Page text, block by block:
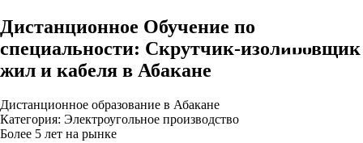
Дистанционное Обучение по
специальности: Скрутчик-изолировщик
жил и кабеля в Абакане
Дистанционное образование в Абакане
Категория: Электроугольное производство
Более 5 лет на рынке